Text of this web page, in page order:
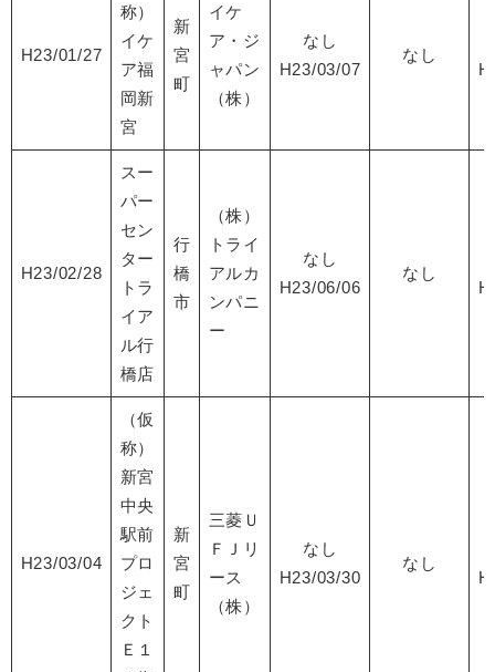
H23/01/27
称）
イケ
ア福
岡新
宮
新
宮
町
イケ
ア・ジ
ャパン
（株）
なし
H23/03/07
なし
H23/02/28
スー
パー
セン
ター
トラ
イア
ル行
橋店
行
橋
市
（株）
トライ
アルカ
ンパニ
ー
なし
H23/06/06
なし
H23/03/04
（仮
称）
新宮
中央
駅前
プロ
ジェ
クト
Ｅ１
新
宮
町
三菱Ｕ
ＦＪリ
ース
（株）
なし
H23/03/30
なし